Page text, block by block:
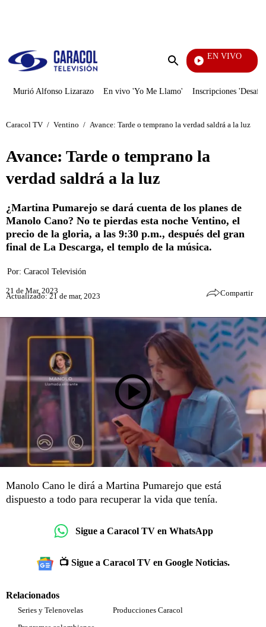
Enviar
EN VIVO
Televentas
Murió Alfonso Lizarazo En vivo 'Yo Me Llamo' Inscripciones
Caracol TV / Ventino / Avance: Tarde o temprano la verdad saldrá a la luz
Avance: Tarde o temprano la
verdad saldrá a la luz
¿Martina Pumarejo se dará cuenta de los planes de
Manolo Cano? No te pierdas esta noche Ventino, el
precio de la gloria, a las 9:30 p.m., después del gran
final de La Descarga, el templo de la música.
Por: Caracol Televisión
21 de Mar, 2023
Actualizado: 21 de mar, 2023 Compartir
Manolo Cano le dirá a Martina Pumarejo que está
dispuesto a todo para recuperar la vida que tenía.
Sigue a Caracol TV en WhatsApp
📺 Sigue a Caracol TV en Google Noticias.
Relacionados
Series y Telenovelas
Producciones Caracol